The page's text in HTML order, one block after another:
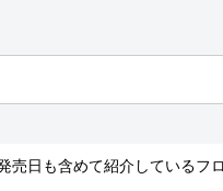
売日も含めて紹介しているフ